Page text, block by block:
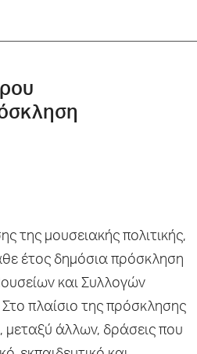
της μουσειακής πολιτικής,
έτος δημόσια πρόσκληση
και Συλλογών
πλαίσιο της πρόσκλησης
μεταξύ άλλων, δράσεις που